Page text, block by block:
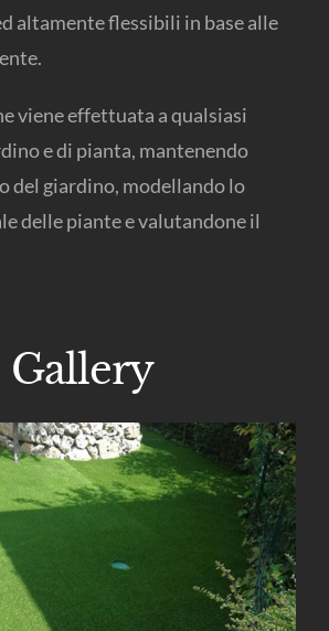
altamente flessibili in base alle
viene effettuata a qualsiasi
e di pianta, mantenendo
del giardino, modellando lo
delle piante e valutandone il
Gallery